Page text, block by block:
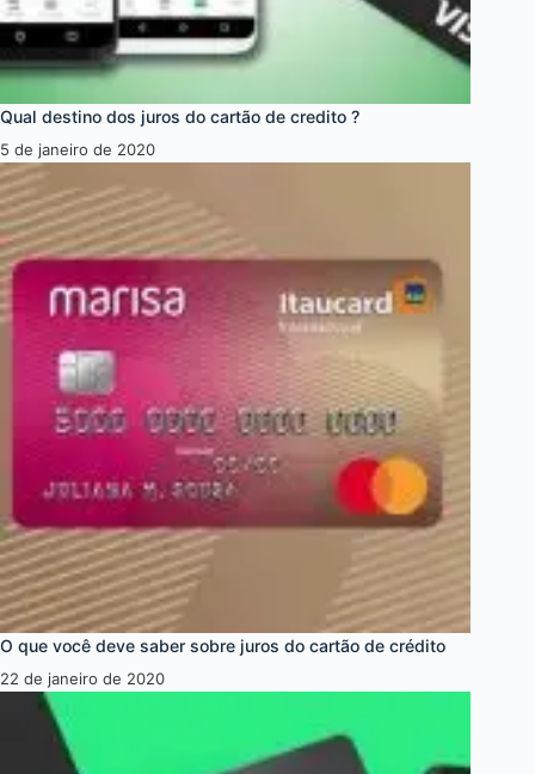
Qual destino dos juros do cartão de credito ?
5 de janeiro de 2020
O que você deve saber sobre juros do cartão de crédito
22 de janeiro de 2020